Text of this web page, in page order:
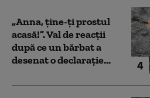
4
„Anna, ţine-ţi prostul
acasă!”. Val de reacții
după ce un bărbat a
desenat o declarație...